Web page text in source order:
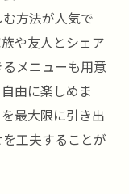
方法が人気で
や友人とシェア
メニューも用意
由に楽しめま
最大限に引き出
工夫することが